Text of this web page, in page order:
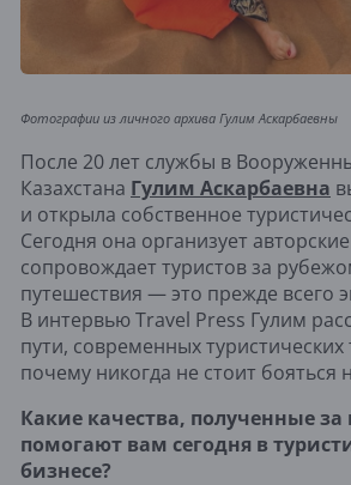
Фотографии из личного архива Гулим Аскарбаевны
После 20 лет службы в
Казахстана Гулим Аскарбаевна
и открыла собственное
Сегодня она организует
сопровождает туристов за
путешествия — это прежде всего
В интервью Travel Press Гулим
пути, современных
почему никогда не стоит бояться
Какие качества, полученные
помогают вам сегодня в
бизнесе?